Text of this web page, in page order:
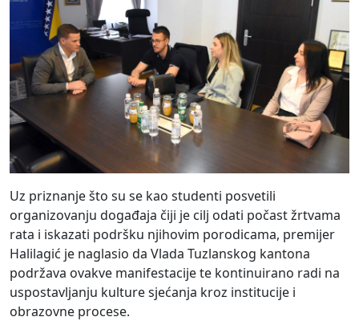
Uz priznanje što su se kao studenti posvetili
organizovanju događaja čiji je cilj odati počast žrtvama
rata i iskazati podršku njihovim porodicama, premijer
Halilagić je naglasio da Vlada Tuzlanskog kantona
podržava ovakve manifestacije te kontinuirano radi na
uspostavljanju kulture sjećanja kroz institucije i
obrazovne procese.